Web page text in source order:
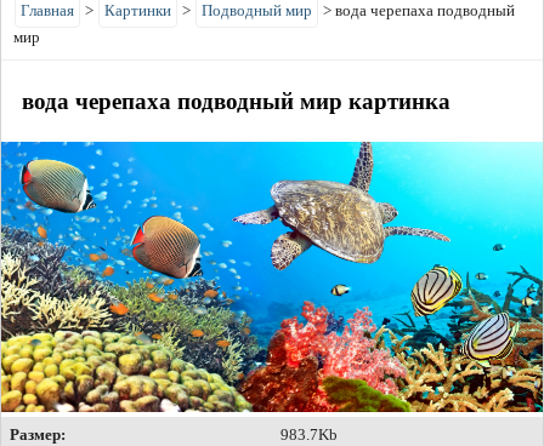
Главная > Картинки > Подводный мир > вода черепаха подводный
мир
вода черепаха подводный мир картинка
Размер:
983.7Kb